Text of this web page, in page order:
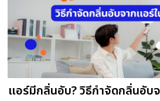
แอร์มีกลิ่นอับ? วิธีกำจัดกลิ่นอับ